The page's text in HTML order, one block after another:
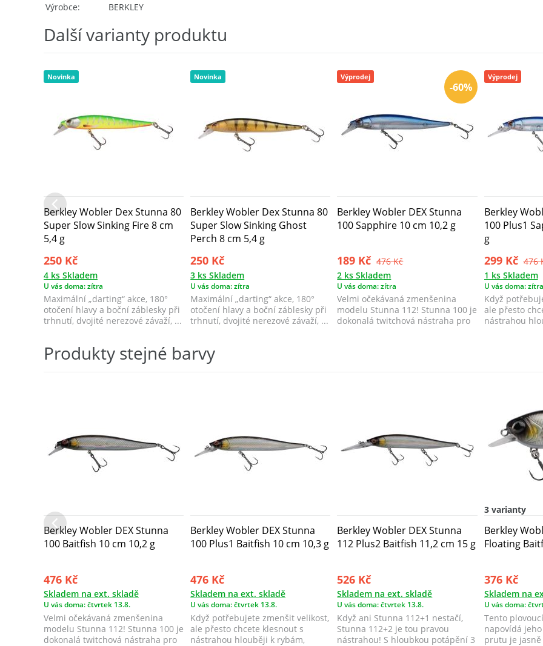
Výrobce
BERKLEY
Další varianty produktu
Novinka
Berkley Wobler Dex Stunna 80
Super Slow Sinking Fire 8 cm
5,4 g
250 Kč
4 ks Skladem
U vás doma: zítra
Maximální „darting“ akce, 180°
otočení hlavy a boční záblesky při
trhnutí, dvojité nerezové závaží, ...
Novinka
Berkley Wobler Dex Stunna 80
Super Slow Sinking Ghost
Perch 8 cm 5,4 g
250 Kč
3 ks Skladem
U vás doma: zítra
Maximální „darting“ akce, 180°
otočení hlavy a boční záblesky při
trhnutí, dvojité nerezové závaží, ...
-60%
Výprodej
Berkley Wobler DEX Stunna
100 Sapphire 10 cm 10,2 g
189 Kč 476 Kč
2 ks Skladem
U vás doma: zítra
Velmi očekávaná zmenšenina
modelu Stunna 112! Stunna 100 je
dokonalá twitchová nástraha pro
Výprodej
Berkley
100 Plus1
g
299 Kč 476
1 ks Skladem
U vás doma: zítra
Když
ale přesto
nástrahou
Produkty stejné barvy
Berkley Wobler DEX Stunna
100 Baitfish 10 cm 10,2 g
476 Kč
Skladem na ext. skladě
U vás doma: čtvrtek 13.8.
Velmi očekávaná zmenšenina
modelu Stunna 112! Stunna 100 je
dokonalá twitchová nástraha pro
Berkley Wobler DEX Stunna
100 Plus1 Baitfish 10 cm 10,3 g
476 Kč
Skladem na ext. skladě
U vás doma: čtvrtek 13.8.
Když potřebujete zmenšit velikost,
ale přesto chcete klesnout s
nástrahou hlouběji k rybám,
Berkley Wobler DEX Stunna
112 Plus2 Baitfish 11,2 cm 15 g
526 Kč
Skladem na ext. skladě
U vás doma: čtvrtek 13.8.
Když ani Stunna 112+1 nestačí,
Stunna 112+2 je tou pravou
nástrahou! S hloubkou potápění 3
3 varianty
Berkley
Floating
376 Kč
Skladem na
U vás doma:
Tento
napovídá
prutu je